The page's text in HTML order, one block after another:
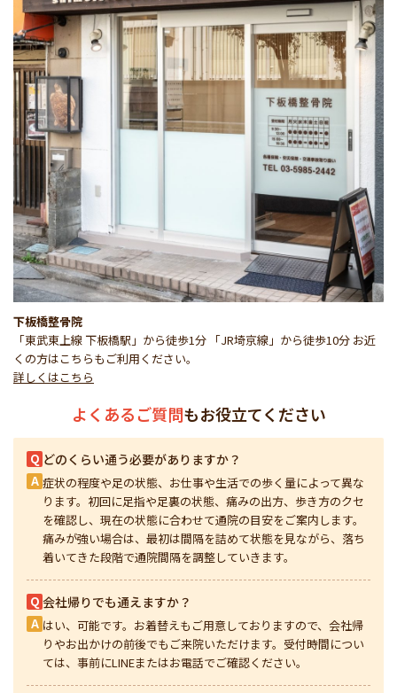
下板橋整骨院
「東武東上線 下板橋駅」から徒歩1分 「JR埼京線」から徒歩10分 お近
くの方はこちらもご利用ください。
詳しくはこちら
よくあるご質問もお役立てください
Q どのくらい通う必要がありますか？
A 症状の程度や足の状態、お仕事や生活での歩く量によって異な
ります。初回に足指や足裏の状態、痛みの出方、歩き方のクセ
を確認し、現在の状態に合わせて通院の目安をご案内します。
痛みが強い場合は、最初は間隔を詰めて状態を見ながら、落ち
着いてきた段階で通院間隔を調整していきます。
Q 会社帰りでも通えますか？
A はい、可能です。お着替えもご用意しておりますので、会社帰
りやお出かけの前後でもご来院いただけます。受付時間につい
ては、事前にLINEまたはお電話でご確認ください。